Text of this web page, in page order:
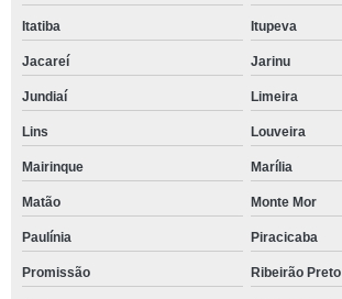
Itatiba Itupeva
Jacareí Jarinu
Jundiaí Limeira
Lins Louveira
Mairinque Marília
Matão Monte Mor
Paulínia Piracicaba
Promissão Ribeirão Preto